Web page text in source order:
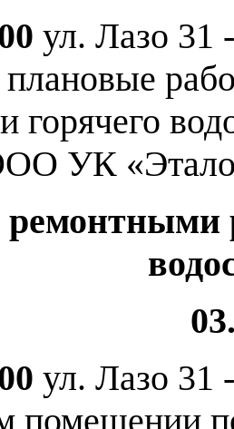
ул. Лазо 31
горячего
УК
ремонтными
ул. Лазо 31
помещении